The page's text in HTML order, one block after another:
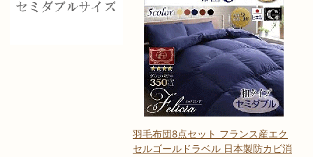
羽毛布団8点セット フランス産エク
セルゴールドラベル 日本製防カビ消